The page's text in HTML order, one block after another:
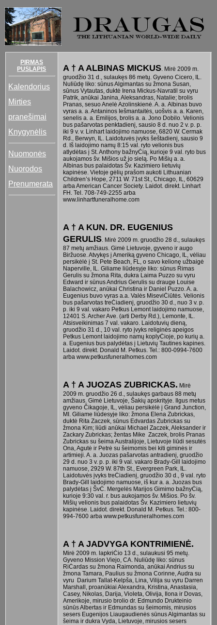
PIRMAS
PUSLAPIS
Kalendorius
Mirties
pranešimai
Knygynėlis
Nuomonės
Nuorodos
Prenumerata
A † A ALBINAS MICKUS. Mirė 2009 m.
gruodžio 31 d., sulaukęs 86 metų. Gyveno Cicero, IL.
Nuliūdę liko: sūnus Algimantas su žmona Susan,
sūnus Vytautas, duktė Irena Mickus-Navratil su vyru
Patrik, anūkai Janina, Aleksandras, Natalie; brolis
Pranas, sesuo Anelė Azolinskienė. A. a. Albinas buvo
vyras a. a. Antaninos Iešmantaitės, uošvis a. a. Karen,
senelis a. a. Emilijos, brolis a. a. Jono Dobilo. Velionis
bus pašarvotas penktadienį, sausio 8 d. nuo 2 v. p. p.
iki 9 v. v. Linhart laidojimo namuose, 6820 W. Cermak
Rd., Berwyn, IL. Laidotuvės įvyks šeštadienį, sausio 9
d. Iš laidojimo namų 8:15 val. ryto velionis bus
atlydėtas į St. Anthony bažnyĊią, kurioje 9 val. ryto bus
aukojamos šv. Mišios už jo sielą. Po Mišių a. a.
Albinas bus palaidotas Šv. Kazimiero lietuvių
kapinėse. Vietoje gėlių prašom aukoti Lithuanian
Children’s Hope, 2711 W. 71st St., Chicago, IL, 60629
arba American Cancer Society. Laidot. direkt. Linhart
FH. Tel. 708-749-2255 arba
www.linhartfuneralhome.com
A † A KUN. DR. EUGENIUS
GERULIS. Mirė 2009 m. gruodžio 28 d., sulaukęs
87 metų amžiaus. Gimė Lietuvoje, gyveno ir augo
Biržuose. Atvykęs į Ameriką gyveno Chicago, IL, vėliau
persikėlė į St. Pete Beach, FL, o savo kelionę užbaigė
Naperville, IL. Giliame liūdesyje liko: sūnus Rimas
Gerulis su žmona Rita, dukra Laima Puzzo su vyru
Edward ir sūnus Andrius Gerulis su drauge Louise
Balachowicz, anūkai Christina ir Daniel Puzzo. A. a.
Eugenius buvo vyras a.a. Valės MiseviĊiūtės. Velionis
bus pašarvotas treĊiadienį, gruodžio 30 d., nuo 3 v. p.
p. iki 9 val. vakaro Petkus Lemont laidojimo namuose,
12401 S. Archer Ave. (arti Derby Rd.), Lemonte, IL.
Atsisveikinimas 7 val. vakaro. Laidotuvių dieną,
gruodžio 31 d., 10 val. ryto įvyks religinės apeigos
Petkus Lemont laidojimo namų koplyĊioje, po kurių a.
a. Eugenius bus palydėtas į Lietuvių Tautines kapines.
Laidot. direkt. Donald M. Petkus. Tel.: 800-0994-7600
arba www.petkusfuneralhomes.com
A † A JUOZAS ZUBRICKAS. Mirė
2009 m. gruodžio 26 d., sulaukęs garbaus 88 metų
amžiaus. Gimė Lietuvoje, Šakių apskrityje. Ilgus metus
gyveno Čikagoje, IL, vėliau persikėlė į Grand Junction,
MI. Giliame liūdesyje liko: žmona Elena Zubrickas,
duktė Rita Zaczek, sūnus Edvardas Zubrickas su
žmona Kim; liūdi anūkai Michael Zaczek, Aleksander ir
Zackary Zubrickas; žentas Mike Zaczek, brolis Pranas
Zubrickas su šeima Australijoje, Lietuvoje liūdi sesutės
Ona, Agutė ir Petrė su šeimomis bei kiti giminės ir
artimieji. A. a. Juozas pašarvotas antradienį, gruodžio
29 d. nuo 3 v. p. p. iki 9 val. vakaro Brady-Gill laidojimo
namuose, 2929 W. 87th St., Evergreen Park, IL.
Laidotuvės įvyks treĊiadienį, gruodžio 30 d., 9 val. ryto
Brady-Gill laidojimo namuose, iš kur a. a. Juozas bus
palydėtas į ŠvĊ. Mergelės Marijos Gimimo bažnyĊią,
kurioje 9:30 val. r. bus aukojamos šv. Mišios. Po šv.
Mišių velionis bus palaidotas Šv. Kazimiero lietuvių
kapinėse. Laidot. direkt. Donald M. Petkus. Tel.: 800-
994-7600 arba www.petkusfuneralhomes.com
A † A JADVYGA KONTRIMIENĖ.
Mirė 2009 m. lapkriĊio 13 d., sulaukusi 95 metų.
Gyveno Mission Viejo, CA. Nuliūdę liko: sūnus
RiĊardas su žmona Raimonda, anūkai Andrius su
žmona Tamara, Paulius su žmona Corinne, Audra su
vyru Darium Tallat-Kelpša, Lina, Vilija su vyru Darren
Marshall, proanūkiai Alexandra, Kristina, Anastasia,
Casey, Nikolas, Darija, Violeta, Olivija, Ilona ir Dovas,
Amerikoje, mirusio brolio dr. Edmundo Drukteinio
sūnūs Albertas ir Edmundas su šeimomis, mirusios
sesers Eugenijos Liaugaudienės sūnus Algimantas su
šeima ir dukra Vyda, Lietuvoje, mirusios sesers